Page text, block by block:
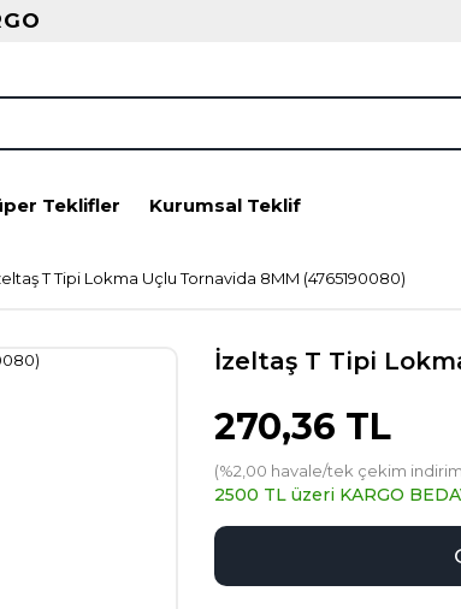
Teklifler Kurumsal Teklif
T Tipi Lokma Uçlu Tornavida 8MM (4765190080)
İzeltaş T Tipi
270,36 TL
(%2,00 havale/tek çekim
2500 TL üzeri KARGO